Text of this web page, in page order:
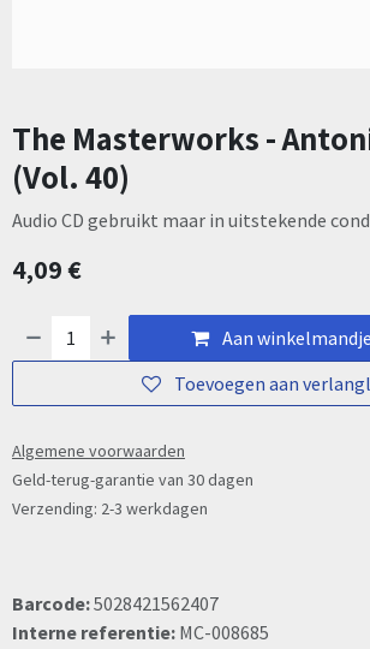
The Masterworks -
(Vol. 40)
Audio CD gebruikt maar in uitstekende
4,09€
Aan
Toevoegen aan
Algemene voorwaarden
Geld-terug-garantie van 30 dagen
Verzending: 2-3 werkdagen
Barcode:5028421562407
Interne referentie: MC-008685